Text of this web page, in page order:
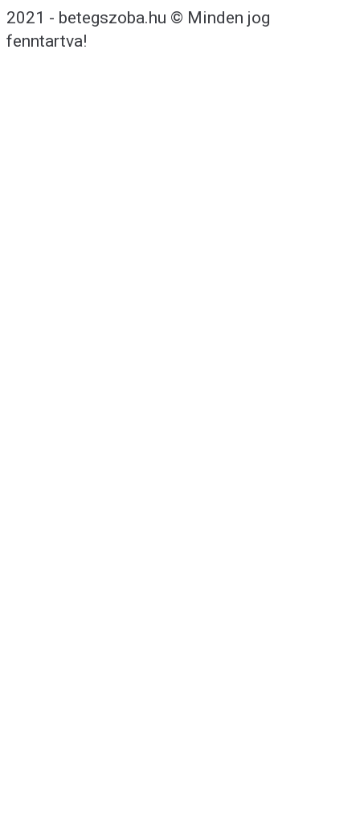
2021 - betegszoba.hu © Minden jog
fenntartva!